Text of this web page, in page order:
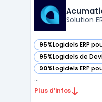
entreprises de
gérer efficacemen
Solution
95%Logiciels ERP
— voir Acumatica
95%Logiciels de
— voir Acumatica
90%Logiciels ERP
— voir Acumatica
...
Plus d’infos